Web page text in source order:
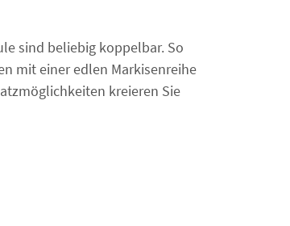
sind beliebig koppelbar. So
mit einer edlen Markisenreihe
kreieren Sie